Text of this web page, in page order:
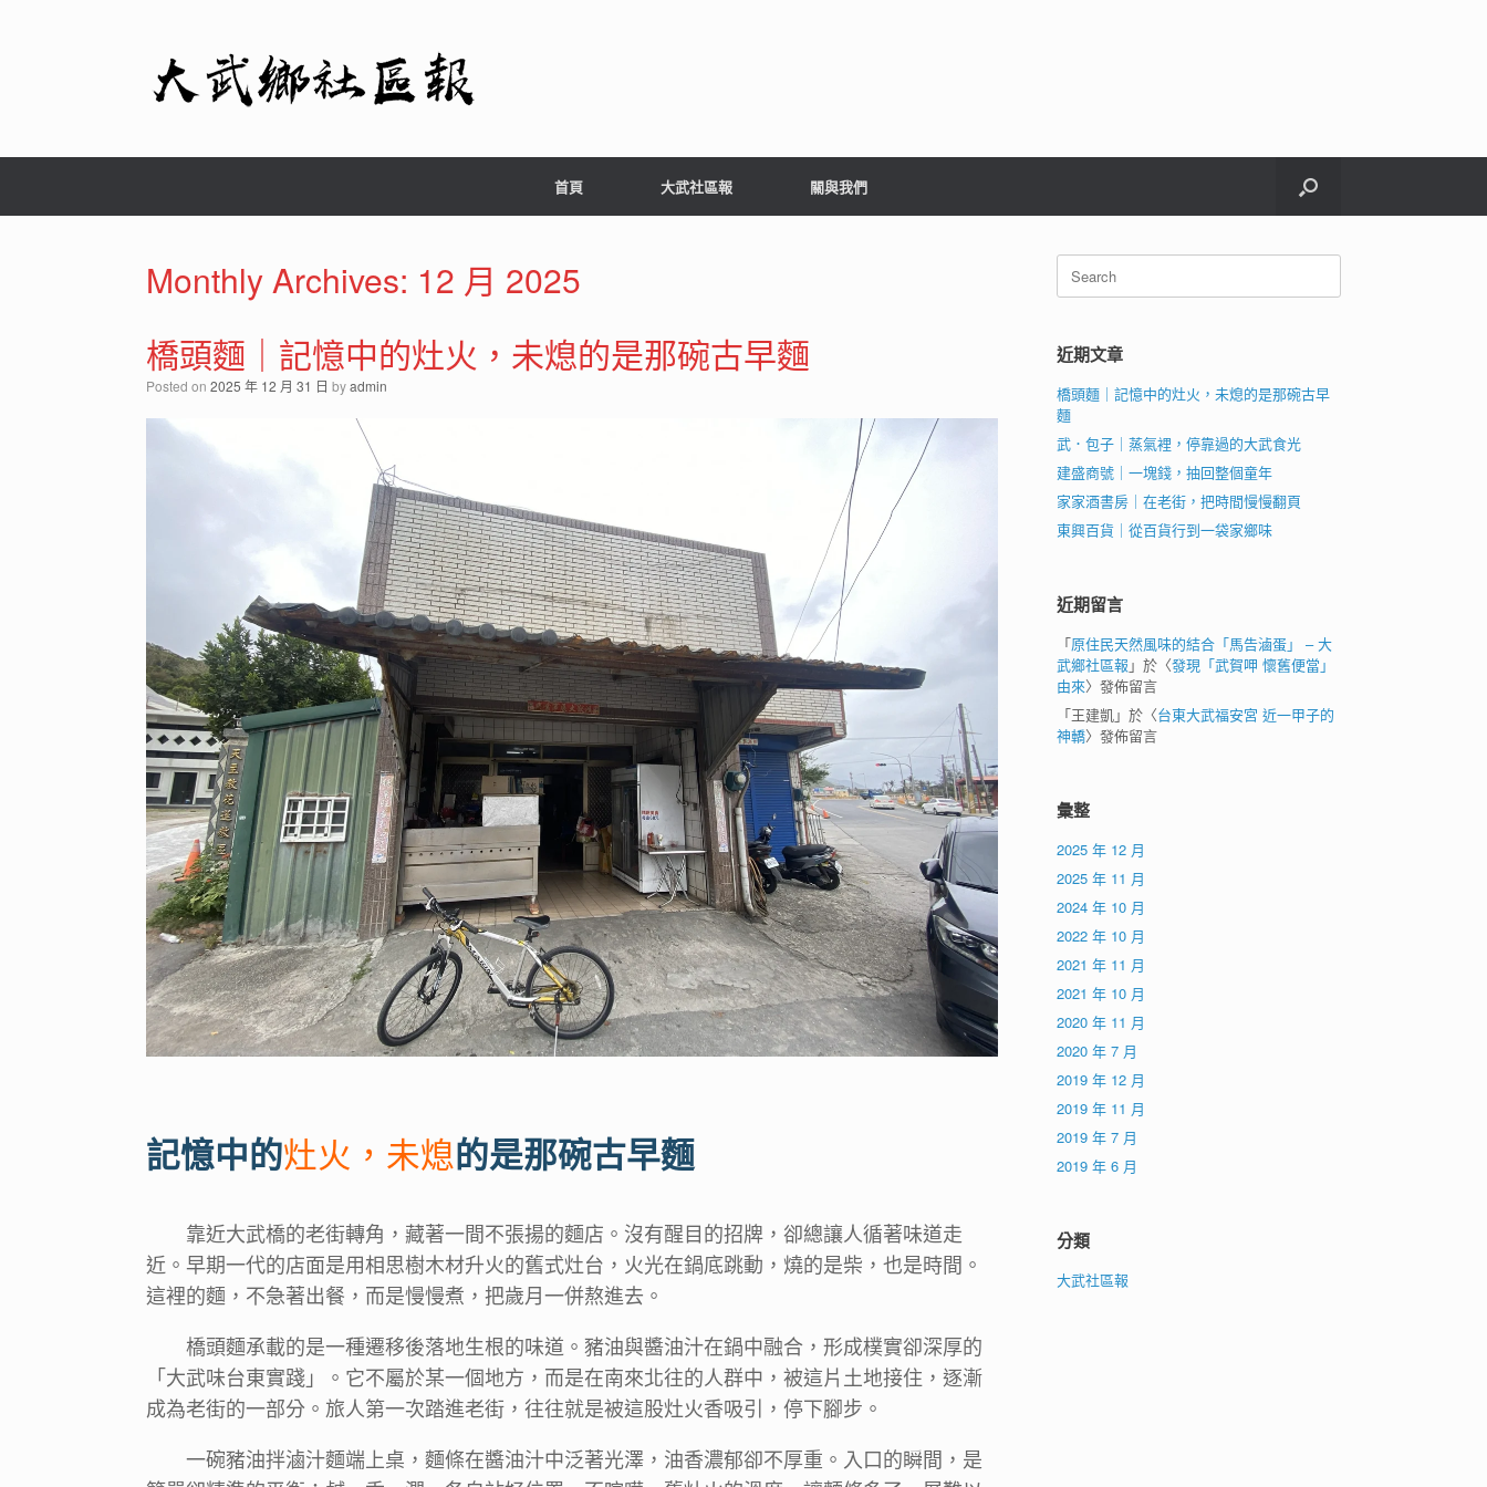
首頁 大武社區報 關與我們
Monthly Archives: 12 月 2025
橋頭麵｜記憶中的灶火，未熄的是那碗古早麵
Posted on 2025 年 12 月 31 日 byadmin
記憶中的灶火，未熄 的是那碗古早麵
靠近大武橋的老街轉角，藏著一間不張揚的麵店。沒有醒目的招牌，卻總讓人循著味道走
近。早期一代的店面是用相思樹木材升火的舊式灶台，火光在鍋底跳動，燒的是柴，也是時間。
這裡的麵，不急著出餐，而是慢慢煮，把歲月一併熬進去。
橋頭麵承載的是一種遷移後落地生根的味道。豬油與醬油汁在鍋中融合，形成樸實卻深厚的
「大武味台東實踐」。它不屬於某一個地方，而是在南來北往的人群中，被這片土地接住，逐漸
成為老街的一部分。旅人第一次踏進老街，往往就是被這股灶火香吸引，停下腳步。
一碗豬油拌滷汁麵端上桌，麵條在醬油汁中泛著光澤，油香濃郁卻不厚重。入口的瞬間，是
Search
for:
近期文章
橋頭麵｜記憶中的灶火，未熄的是那碗古早
麵
武．包子｜蒸氣裡，停靠過的大武食光
建盛商號｜一塊錢，抽回整個童年
家家酒書房｜在老街，把時間慢慢翻頁
東興百貨｜從百貨行到一袋家鄉味
近期留言
「原住民天然風味的結合「馬告滷蛋」 – 大
武鄉社區報 」於〈發現「武賀呷 懷舊便當」
由來〉發佈留言
「王建凱」於〈台東大武福安宮 近一甲子的
神轎〉發佈留言
彙整
2025 年 12 月
2025 年 11 月
2024 年 10 月
2022 年 10 月
2021 年 11 月
2021 年 10 月
2020 年 11 月
2020 年 7 月
2019 年 12 月
2019 年 11 月
2019 年 7 月
2019 年 6 月
分類
大武社區報